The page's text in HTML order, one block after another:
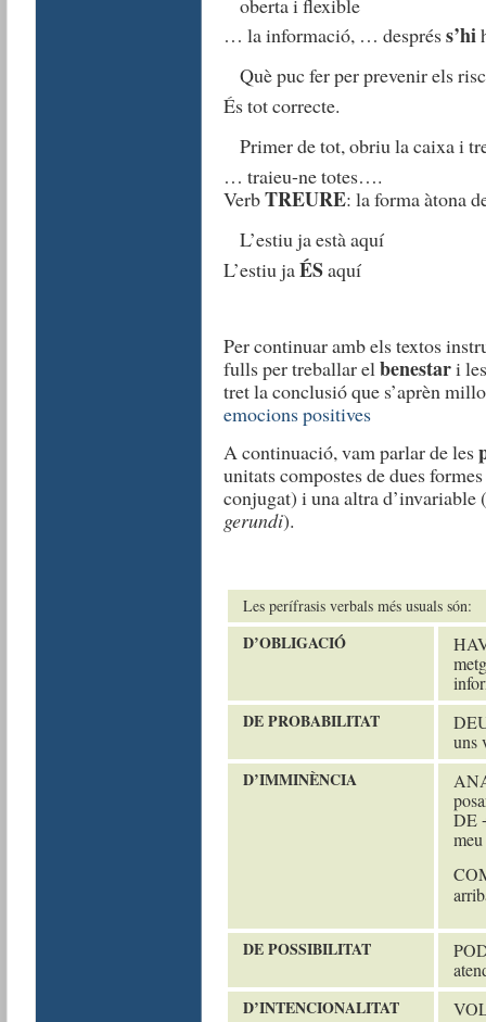
… la informació, … despréss’hi
Què puc fer per prevenir els
És tot correcte.
Primer de tot, obriu la caixa i
… traieu-ne totes….
VerbTREURE: la forma àtona
L’estiu ja està aquí
L’estiu jaÉSaquí
Per continuar amb els textos
fulls per treballar elbenestari
tret la conclusió que s’aprèn
emocions positives
A continuació, vam parlar de les
unitats compostes de dues
conjugat) i una altra d’invariable
gerundi).
Les perífrasis verbals més usuals són:
D’OBLIGACIÓ
DE PROBABILITAT
uns
D’IMMINÈNCIA
DE
DE POSSIBILITAT
D’INTENCIONALITAT